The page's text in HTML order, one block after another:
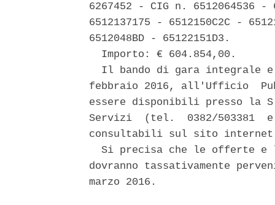
6267452 - CIG n. 6512064536 -
6512137175 - 6512150C2C -
6512048BD - 65122151D3.
  Importo: € 604.854,00.
Il bando di gara integrale
febbraio 2016, all'Ufficio
essere disponibili presso la
Servizi  (tel.  0382/503381
consultabili sul sito
Si precisa che le offerte e
dovranno tassativamente
marzo 2016.